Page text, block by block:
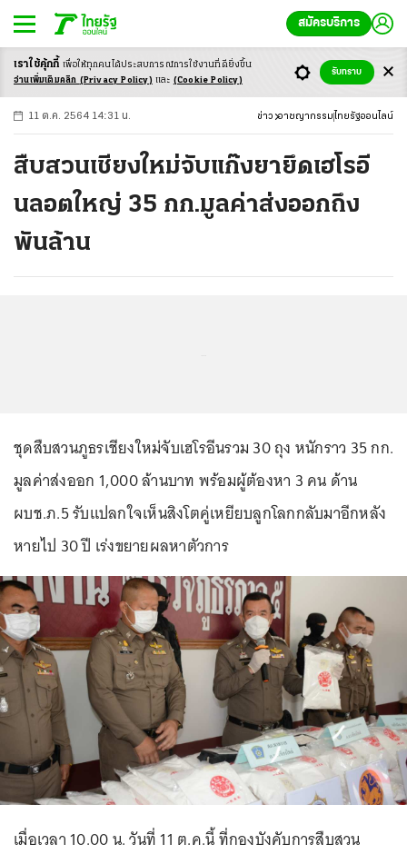
สมัครบริการ
-ก ก ก+
11 ต.ค. 2564 14:31 น. ข่าว อาชญากรรม ไทยรัฐออนไลน์
สืบสวนเชียงใหม่จับแก๊งยายึดเฮโรอี
นลอตใหญ่ 35 กก.มูลค่าส่งออกถึง
พันล้าน
ชุดสืบสวนภูธรเชียงใหม่จับเฮโรอีนรวม 30 ถุง หนักราว 35 กก.
มูลค่าส่งออก 1,000 ล้านบาท พร้อมผู้ต้องหา 3 คน ด้าน
ผบช.ภ.5 รับแปลกใจเห็นสิงโตคู่เหยียบลูกโลกกลับมาอีกหลัง
หายไป 30 ปี เร่งขยายผลหาตัวการ
เมื่อเวลา 10.00 น. วันที่ 11 ต.ค.นี้ ที่กองบังคับการสืบสวน
เราใช้คุ้กกี้ เพื่อให้ทุกคนได้ประสบการณ์การใช้งานที่ดียิ่งขึ้น
อ่านเพิ่มเติมคลิก (Privacy Policy) และ (Cookie Policy)
รับทราบ